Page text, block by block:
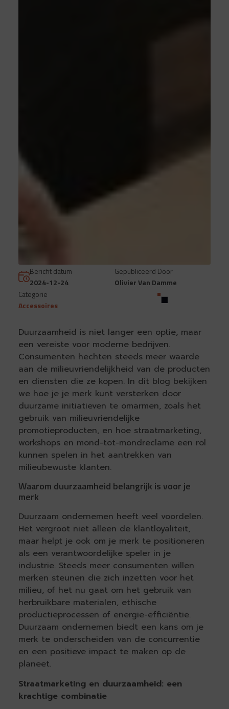
Bericht datum
2024-12-24
Gepubliceerd Door
Olivier Van Damme
Categorie
Accessoires
Duurzaamheid is niet langer een optie, maar
een vereiste voor moderne bedrijven.
Consumenten hechten steeds meer waarde
aan de milieuvriendelijkheid van de producten
en diensten die ze kopen. In dit blog bekijken
we hoe je je merk kunt versterken door
duurzame initiatieven te omarmen, zoals het
gebruik van milieuvriendelijke
promotieproducten, en hoe straatmarketing,
workshops en mond-tot-mondreclame een rol
kunnen spelen in het aantrekken van
milieubewuste klanten.
Waarom duurzaamheid belangrijk is voor je
merk
Duurzaam ondernemen heeft veel voordelen.
Het vergroot niet alleen de klantloyaliteit,
maar helpt je ook om je merk te positioneren
als een verantwoordelijke speler in je
industrie. Steeds meer consumenten willen
merken steunen die zich inzetten voor het
milieu, of het nu gaat om het gebruik van
herbruikbare materialen, ethische
productieprocessen of energie-efficiëntie.
Duurzaam ondernemen biedt een kans om je
merk te onderscheiden van de concurrentie
en een positieve impact te maken op de
planeet.
Straatmarketing en duurzaamheid: een
krachtige combinatie